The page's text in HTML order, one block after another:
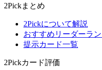
2Pickまとめ
2Pickについて解説
おすすめリーダーラ
提示カード一覧
2Pickカード評価